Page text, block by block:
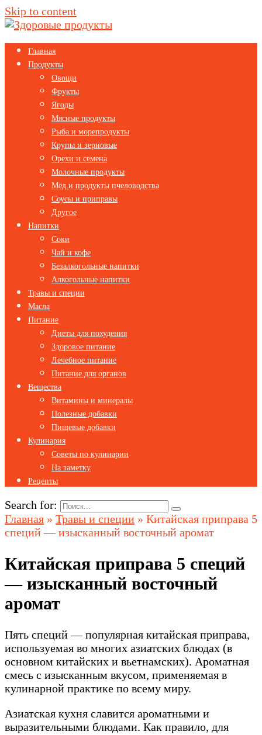
Skip to content
Главная
Продукты
Овощи
Фрукты
Ягоды
Мясные продукты
Рыба и морепродукты
Крупы и зерновые
Орехи и семена
Молочные продукты
Мёд и продукты пчеловодства
Соусы и приправы
Другое
Напитки
Соки
Чай и кофе
Безалкогольные напитки
Алкогольные напитки
Травы и специи
Масла
Питание
Диеты для похудения
Здоровое питание
Лечебное питание
Питание для органов
Вещества
Витамины и минералы
Полезные добавки
Пищевые добавки
Кулинария
Советы по кулинарии
На заметку
Рецепты
Search for:
Главная » Травы и специи » Китайская приправа 5
специй — изысканный восточный аромат
Китайская приправа 5 специй
— изысканный восточный
аромат
Пять специй — популярная китайская приправа,
используемая во многих азиатских блюдах (в
основном китайских и вьетнамских). Ароматная
смесь с изысканным вкусом, применяемая в
кулинарной практике по всему миру.
Азиатская кухня славится ароматными и
выразительными блюдами. Как правило, для